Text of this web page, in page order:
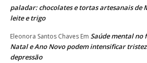
paladar: chocolates e tortas artesanais de
leite e trigo
Eleonora Santos Chaves Em Saúde mental no
Natal e Ano Novo podem intensificar
depressão